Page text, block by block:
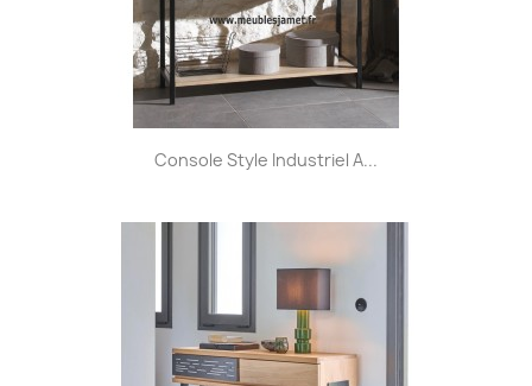
Console Style Industriel A...